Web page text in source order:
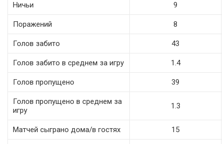
Ничьи 9
Поражений 8
Голов забито 43
Голов забито в среднем за игру 1.4
Голов пропущено 39
Голов пропущено в среднем за
игру
1.3
Матчей сыграно дома/в гостях 15